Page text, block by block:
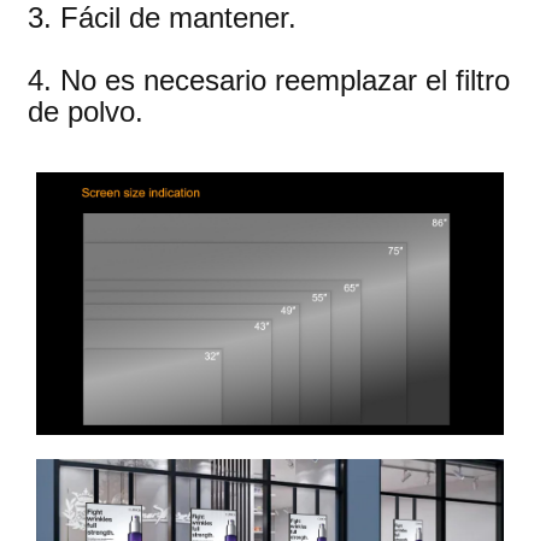
3. Fácil de mantener.
4. No es necesario reemplazar el filtro
de polvo.